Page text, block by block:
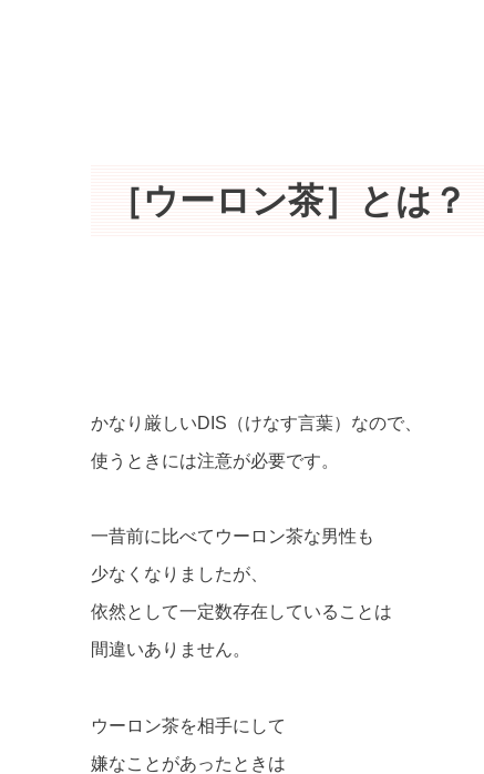
［ウーロン茶］とは？
かなり厳しいDIS（けなす言葉）なので、
使うときには注意が必要です。
一昔前に比べてウーロン茶な男性も
少なくなりましたが、
依然として一定数存在していることは
間違いありません。
ウーロン茶を相手にして
嫌なことがあったときは